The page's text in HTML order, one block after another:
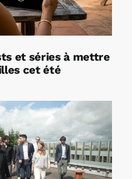
et séries à mettre
cet été